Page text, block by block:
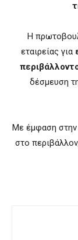
Η
εταιρείας για
δέσμευση
Με έμφαση στην
στο